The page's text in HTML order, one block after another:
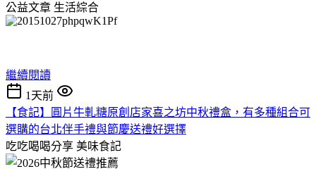
公益文章 生活綜合
繼續閱讀
1天前
【食記】圓片牛軋糖原創店家喜之坊中秋禮盒，有多種組合可
選購的台北伴手禮與節慶送禮好選擇
吃吃喝喝分享 美味食記